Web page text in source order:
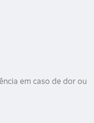
em caso de dor ou